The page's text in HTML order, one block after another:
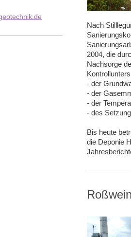
Nach
2004, die
Nachsorge
- der
- der
- der
- des
Bis heute
die Deponie